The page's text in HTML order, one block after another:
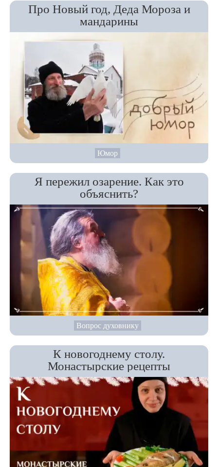
Про Новый год, Деда Мороза и
мандарины
Юмор
Я пережил озарение. Как это
объяснить?
Вопрос духовнику
К новогоднему столу.
Монастырские рецепты